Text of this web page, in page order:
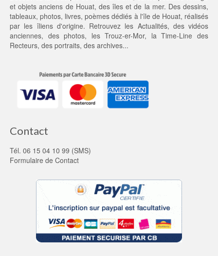
0
0 €.
et objets anciens de Houat, des îles et de la mer. Des dessins,
tableaux, photos, livres, poèmes dédiés à l'île de Houat, réalisés
par les îliens d'origine. Retrouvez les Actualités, des vidéos
anciennes, desphotos, lesTrouz-er-Mor, laTime-Line des
Recteurs, des portraits, des archives...
Contact
Tél. 06 15 04 10 99 (SMS)
Formulaire de Contact